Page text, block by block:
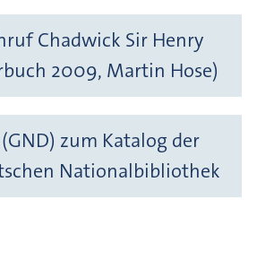
Chadwick Sir Henry
2009, Martin Hose)
zum Katalog der
Nationalbibliothek